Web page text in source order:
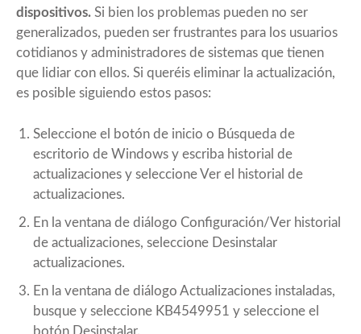
dispositivos. Si bien los problemas pueden no ser
generalizados, pueden ser frustrantes para los usuarios
cotidianos y administradores de sistemas que tienen
que lidiar con ellos. Si queréis eliminar la actualización,
es posible siguiendo estos pasos:
Seleccione el botón de inicio o Búsqueda de
escritorio de Windows y escriba historial de
actualizaciones y seleccione Ver el historial de
actualizaciones.
En la ventana de diálogo Configuración/Ver historial
de actualizaciones, seleccione Desinstalar
actualizaciones.
En la ventana de diálogo Actualizaciones instaladas,
busque y seleccione KB4549951 y seleccione el
botón Desinstalar.